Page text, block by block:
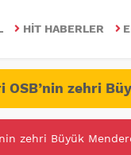
HIT HABERLER
zehri
İLE YALANDAN